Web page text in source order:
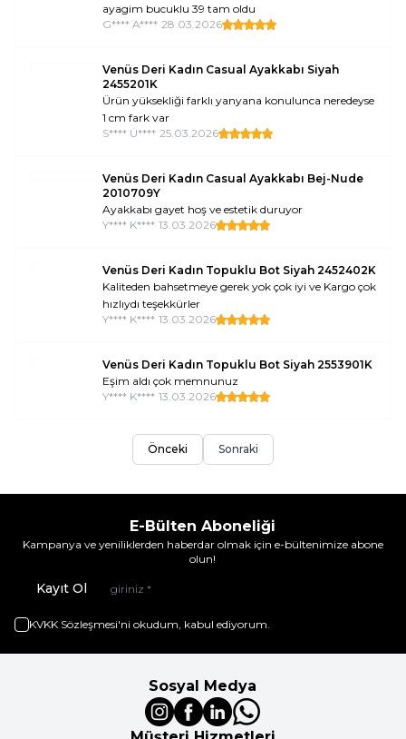
ayagim bucuklu 39 tam oldu
G**** A**** 28.03.2026
Venüs Deri Kadın Casual Ayakkabı Siyah
2455201K
Ürün yüksekliği farklı yanyana konulunca neredeyse
1 cm fark var
S**** Ü**** 25.03.2026
Venüs Deri Kadın Casual Ayakkabı Bej-Nude
2010709Y
Ayakkabı gayet hoş ve estetik duruyor
Y**** K**** 13.03.2026
Venüs Deri Kadın Topuklu Bot Siyah 2452402K
Kaliteden bahsetmeye gerek yok çok iyi ve Kargo çok
hızlıydı teşekkürler
Y**** K**** 13.03.2026
Venüs Deri Kadın Topuklu Bot Siyah 2553901K
Eşim aldı çok memnunuz
Y**** K**** 13.03.2026
Önceki Sonraki
E-Bülten Aboneliği
Kampanya ve yeniliklerden haberdar olmak için e-bültenimize abone
olun!
Kayıt Ol
KVKK Sözleşmesi'ni okudum, kabul ediyorum.
Sosyal Medya